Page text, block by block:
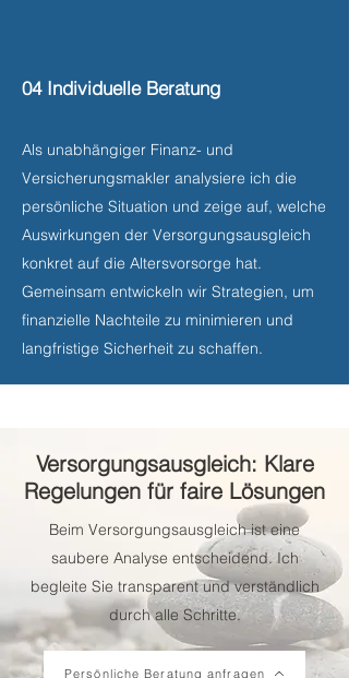
04 Individuelle Beratung
Als unabhängiger Finanz- und
Versicherungsmakler analysiere ich die
persönliche Situation und zeige auf, welche
Auswirkungen der Versorgungsausgleich
konkret auf die Altersvorsorge hat.
Gemeinsam entwickeln wir Strategien, um
finanzielle Nachteile zu minimieren und
langfristige Sicherheit zu schaffen.
Versorgungsausgleich: Klare
Regelungen für faire Lösungen
Beim Versorgungsausgleich ist eine
saubere Analyse entscheidend. Ich
begleite Sie transparent und verständlich
durch alle Schritte.
Persönliche Beratung anfragen